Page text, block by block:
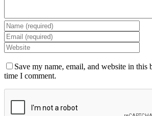
Save my name, email, and website in this
time I comment.